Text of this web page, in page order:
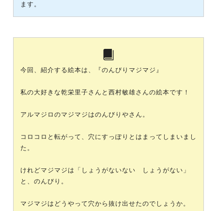
ます。
今回、紹介する絵本は、『のんびりマジマジ』
私の大好きな乾栄里子さんと西村敏雄さんの絵本です！
アルマジロのマジマジはのんびりやさん。
コロコロと転がって、穴にすっぽりとはまってしまいまし
た。
けれどマジマジは「しょうがないない しょうがない」
と、のんびり。
マジマジはどうやって穴から抜け出せたのでしょうか。